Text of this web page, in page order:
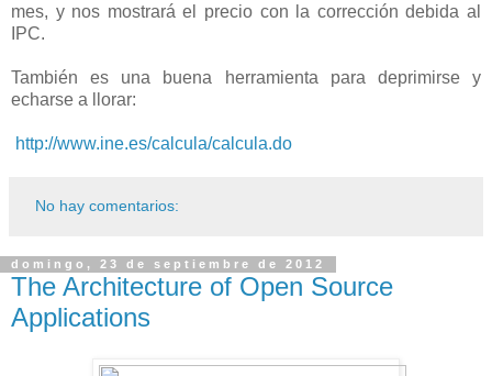
mes, y nos mostrará el precio con la corrección debida al
IPC.
También es una buena herramienta para deprimirse y
echarse a llorar:
http://www.ine.es/calcula/calcula.do
No hay comentarios:
domingo, 23 de septiembre de 2012
The Architecture of Open Source
Applications